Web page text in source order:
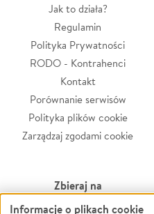
Jak to działa?
Regulamin
Polityka Prywatności
RODO - Kontrahenci
Kontakt
Porównanie serwisów
Polityka plików cookie
Zarządzaj zgodami cookie
Zbieraj na
Informacje o plikach cookie